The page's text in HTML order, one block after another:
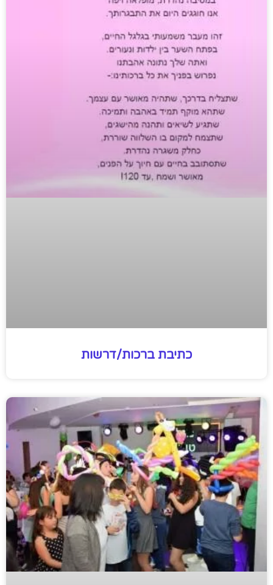
כתיבת ברכות/דרשות